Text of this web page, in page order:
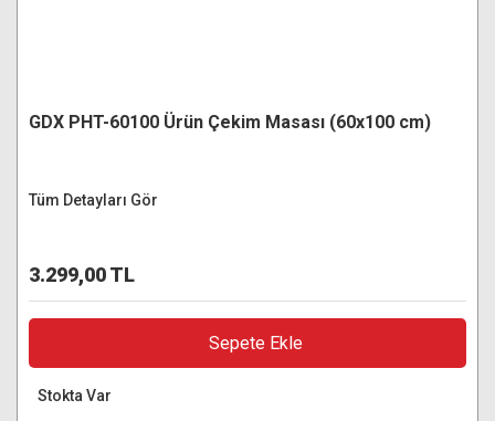
GDX PHT-60100 Ürün Çekim Masası (60x100 cm)
Tüm Detayları Gör
3.299,00 TL
Sepete Ekle
Stokta Var